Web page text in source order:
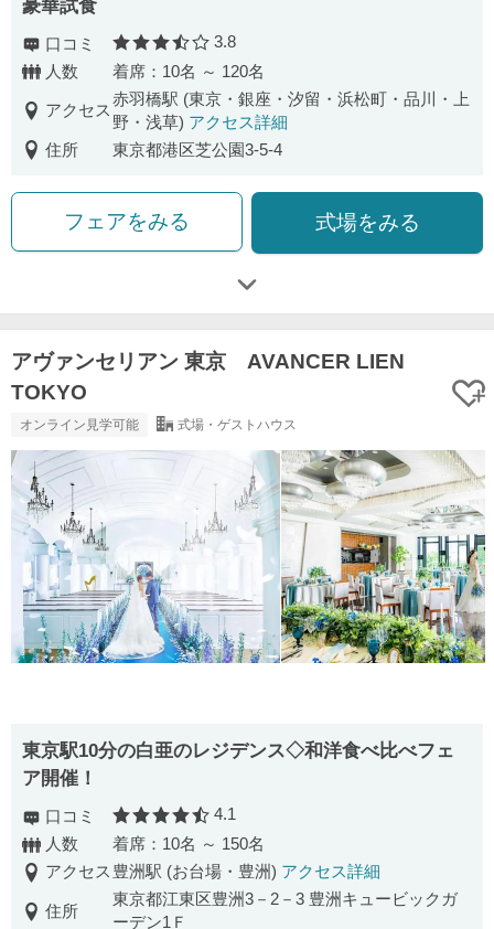
豪華試食
口コミ 口コミ評価
3.8
人数
着席：10名 ～ 120名
アクセス
赤羽橋駅 (東京・銀座・汐留・浜松町・品川・上
野・浅草) アクセス詳細
住所
東京都港区芝公園3-5-4
フェアをみる 式場をみる
アヴァンセリアン 東京 AVANCER LIEN
TOKYO
オンライン見学可能 式場・ゲストハウス
東京駅10分の白亜のレジデンス◇和洋食べ比べフェ
ア開催！
口コミ 口コミ評価
4.1
人数
着席：10名 ～ 150名
アクセス 豊洲駅 (お台場・豊洲) アクセス詳細
住所
東京都江東区豊洲3－2－3 豊洲キュービックガ
ーデン1Ｆ